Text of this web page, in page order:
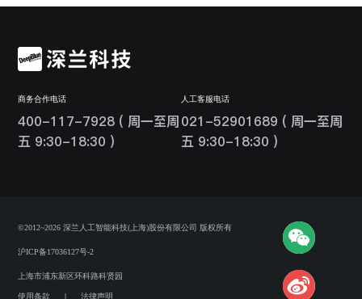
商务合作电话
400-117-7928 ( 周一至周
五 9:30-18:30 )
人工客服电话
021-52901689 ( 周一至周
五 9:30-18:30 )
©2012~2026 深兰人工智能科技(上海)股份有限公司 版权所有
沪ICP备17036127号-2
上海市浦东新区环科路科贤园
使用条款 | 法律声明